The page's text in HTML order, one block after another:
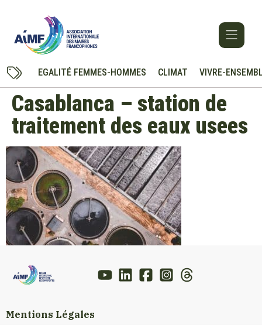
EGALITÉ FEMMES-HOMMES CLIMAT VIVRE-
Casablanca – station de
traitement des eaux usees
Mentions Légales